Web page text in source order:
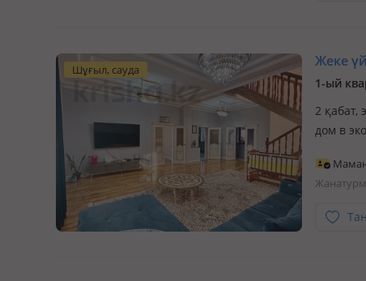
Шұғыл, сауда Жеке үй
1-ый
2 қабат,
дом в